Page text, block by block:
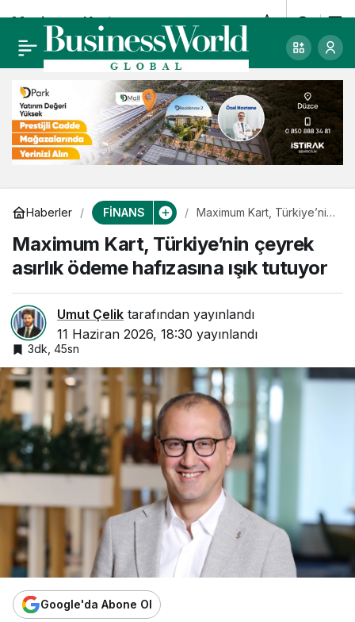
Haberler FİNANS
Maximum Kart, Türkiye’nin
hafızasına ışık tutuyor
Maximum Kart, Türkiye’nin çeyrek
asırlık ödeme hafızasına ışık tutuyor
Umut Çelik tarafından yayınlandı
11 Haziran 2026, 18:30 yayınlandı
3dk, 45sn
Google'da Abone Ol
Maximum Kart,
Türkiye’nin çeyrek
asırlık ödeme
hafızasına ışık
0